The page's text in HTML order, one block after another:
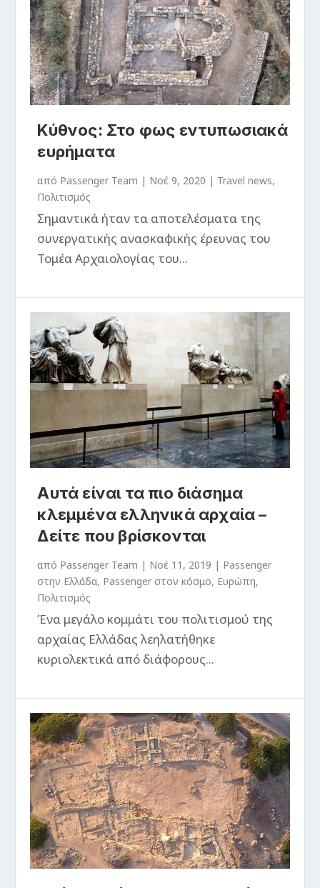
Κύθνος: Στο φως εντυπωσιακά
ευρήματα
από Passenger Team | Νοέ 9, 2020 | Travel news,
Πολιτισμός
Σημαντικά ήταν τα αποτελέσματα της
συνεργατικής ανασκαφικής έρευνας του
Τομέα Αρχαιολογίας του...
Αυτά είναι τα πιο διάσημα
κλεμμένα ελληνικά αρχαία –
Δείτε που βρίσκονται
από Passenger Team | Νοέ 11, 2019 | Passenger
στην Ελλάδα, Passenger στον κόσμο, Ευρώπη,
Πολιτισμός
Ένα μεγάλο κομμάτι του πολιτισμού της
αρχαίας Ελλάδας λεηλατήθηκε
κυριολεκτικά από διάφορους...